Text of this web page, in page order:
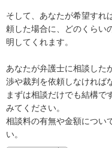
そして、あなたが希望すれ
頼した場合に、どのくらい
明してくれます。
あなたが弁護士に相談した
渉や裁判を依頼しなければ
まずは相談だけでも結構で
みてください。
相談料の有無や金額につい
い。